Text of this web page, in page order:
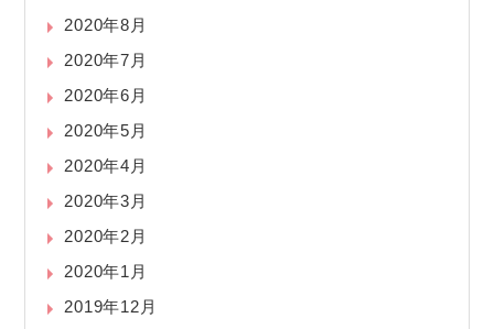
2020年8月
2020年7月
2020年6月
2020年5月
2020年4月
2020年3月
2020年2月
2020年1月
2019年12月